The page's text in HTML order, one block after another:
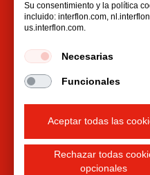
Benito Juárez
03100
Phone:+52 55
Condiciones
Su consentimiento y la política
incluido: interflon.com,
us.interflon.com.
Necesarias
Funcionales
Aceptar todas las
Rechazar todas
opcionales